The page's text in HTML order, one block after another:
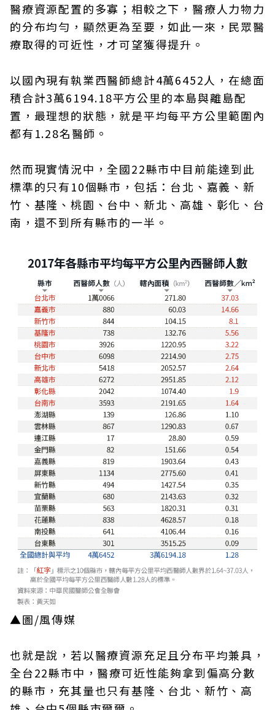
醫療資源配置的多寡；相較之下，醫療人力物力
的分布均勻，顯然更為至要，如此一來，民眾醫
療取得的可近性，才可望獲得提升。
以國內現有執業西醫師總計4萬6452人，在總面
積合計3萬6194.18平方公里的本島與離島配
置，最理想的狀態，就是平均每平方公里範圍內
都有1.28名醫師。
然而現實情況中，全國22縣市中目前能達到此
標準的只有10個縣市，包括：台北、嘉義、新
竹、基隆、桃園、台中、新北、高雄、彰化、台
南，還不到所有縣市的一半。
▲圖/風傳媒
也就是說，若以醫療資源充足且分布平均兼具，
全台22縣市中，醫療可近性能夠拿到偏高分數
的縣市，充其量也只有基隆、台北、新竹、高